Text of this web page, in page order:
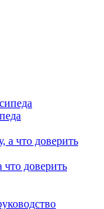
что доверить